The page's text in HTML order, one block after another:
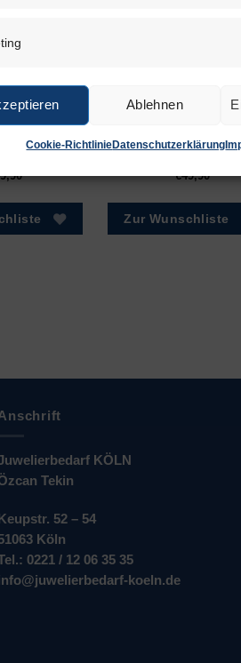
Ablehnen
Cookie-RichtlinieDatenschutzerklärung
Folie, 22x10mm,
€49,90
Zur Wunschliste
KÖLN
Tekin
Keupstr. 52 – 54
Köln
0221 / 12 06 35 35
koeln.de